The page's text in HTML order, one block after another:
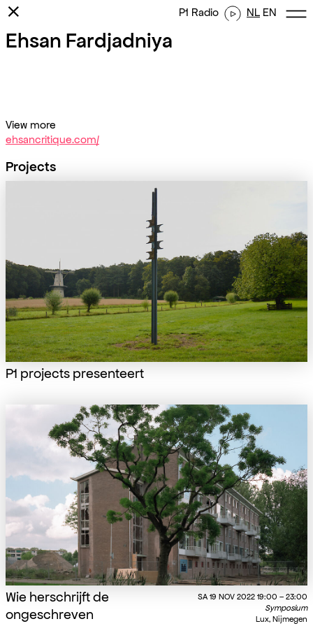
P1 Radio NL EN
⨯
Ehsan Fardjadniya
View more
ehsancritique.com/
Projects
P1 projects presenteert
Wie herschrijft de
ongeschreven
SA 19 NOV 2022 19:00 – 23:00
Symposium
Lux, Nijmegen